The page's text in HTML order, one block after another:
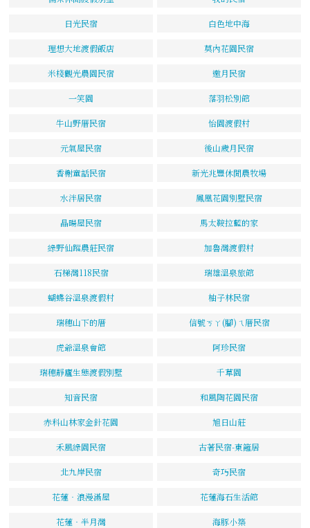
日光民宿 白色地中海
理想大地渡假飯店 莫內花園民宿
米棧觀光農園民宿 邀月民宿
一笑園 落羽松別館
牛山野厝民宿 怡園渡假村
元氣屋民宿 後山歲月民宿
香榭童話民宿 新光兆豐休閒農牧場
水泮居民宿 鳳凰花園別墅民宿
晶暘屋民宿 馬太鞍拉藍的家
綠野仙蹤農莊民宿 加魯灣渡假村
石梯灣118民宿 瑞雄溫泉旅館
蝴蝶谷溫泉渡假村 柚子林民宿
瑞穗山下的厝 信號ㄎㄚ(腳)ㄟ厝民宿
虎爺溫泉會館 阿珍民宿
瑞穗靜廬生態渡假別墅 千草園
知音民宿 和風陶花園民宿
赤科山林家金針花園 旭日山莊
禾風綠園民宿 古著民宿-東籬居
北九岸民宿 奇巧民宿
花蓮‧浪漫滿屋 花蓮海石生活館
花蓮‧半月灣 海豚小築